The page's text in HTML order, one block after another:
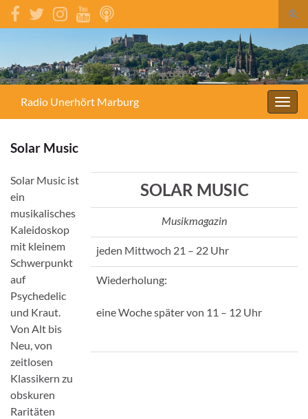
Search for:
Radio Unerhört Marburg
Solar Music
SOLAR MUSIC
Musikmagazin
jeden Mittwoch 21 – 22 Uhr
Wiederholung:
eine Woche später von 11 – 12 Uhr
Solar Music ist
ein
musikalisches
Kaleidoskop
mit kleinem
Schwerpunkt
auf
Psychedelic
und Kraut.
Von Alt bis
Neu, von
zeitlosen
Klassikern zu
obskuren
Raritäten